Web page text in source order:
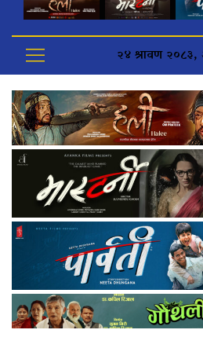
२४ श्रावण